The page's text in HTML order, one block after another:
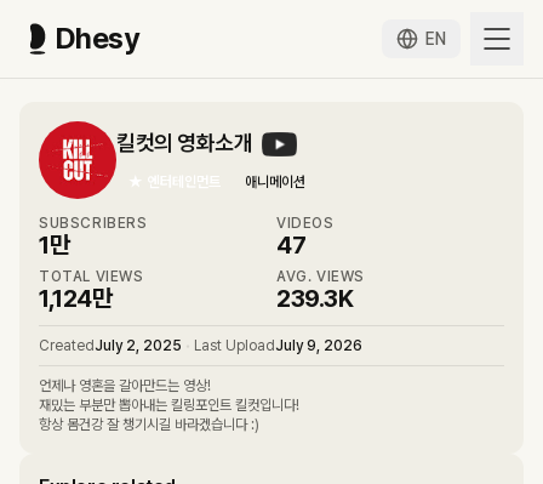
Dhesy EN
킬컷의 영화소개
★ 엔터테인먼트 애니메이션
SUBSCRIBERS
1만
VIDEOS
47
TOTAL VIEWS
1,124만
AVG. VIEWS
239.3K
Created July 2, 2025 Last Upload July 9, 2026
언제나 영혼을 갈아만드는 영상!
재밌는 부분만 뽑아내는 킬링포인트 킬컷입니다!
항상 몸건강 잘 챙기시길 바라겠습니다 :)